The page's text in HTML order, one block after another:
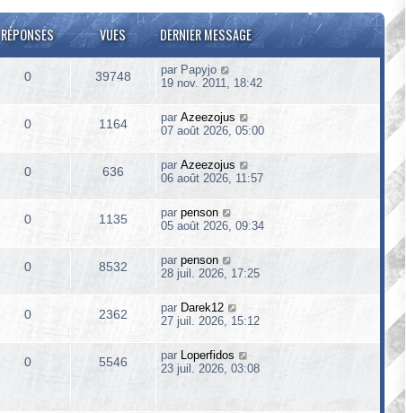
RÉPONSES VUES DERNIER MESSAGE
0 39748 par Papyjo
19 nov. 2011, 18:42
0 1164 par Azeezojus
07 août 2026, 05:00
0 636 par Azeezojus
06 août 2026, 11:57
0 1135 par penson
05 août 2026, 09:34
0 8532 par penson
28 juil. 2026, 17:25
0 2362 par Darek12
27 juil. 2026, 15:12
0 5546 par Loperfidos
23 juil. 2026, 03:08